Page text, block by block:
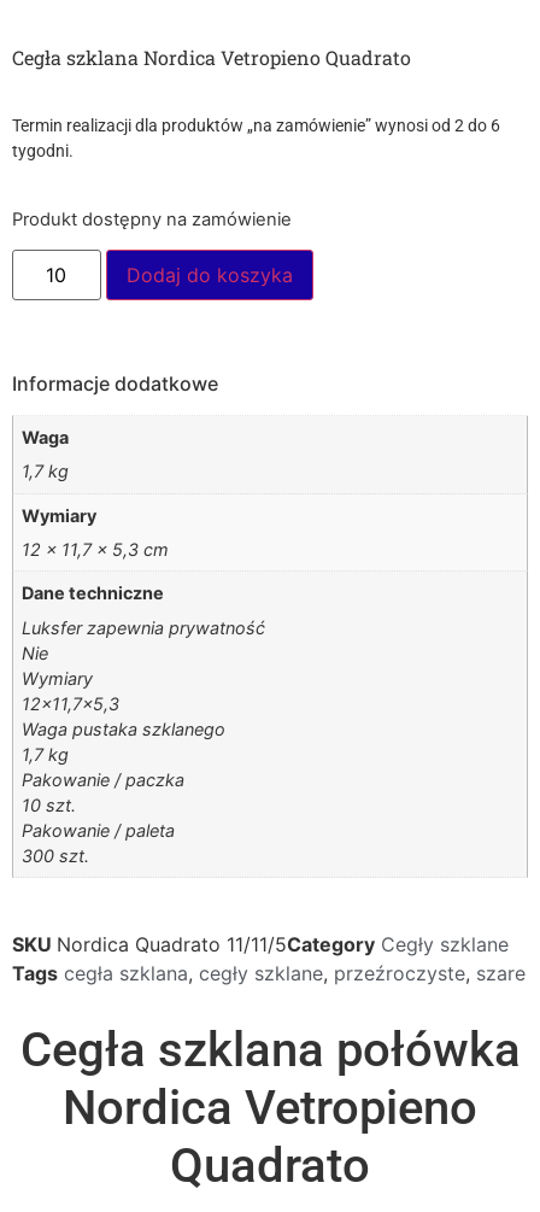
Cegła szklana Nordica Vetropieno Quadrato
Termin realizacji dla produktów „na zamówienie” wynosi od 2 do 6
tygodni.
Produkt dostępny na zamówienie
Dodaj do koszyka
Informacje dodatkowe
Waga
1,7 kg
Wymiary
12 × 11,7 × 5,3 cm
Dane techniczne
Luksfer zapewnia prywatność
Nie
Wymiary
12×11,7×5,3
Waga pustaka szklanego
1,7 kg
Pakowanie / paczka
10 szt.
Pakowanie / paleta
300 szt.
SKU Nordica Quadrato 11/11/5Category Cegły szklane
Tags cegła szklana, cegły szklane, przeźroczyste, szare
Cegła szklana połówka
Nordica Vetropieno
Quadrato